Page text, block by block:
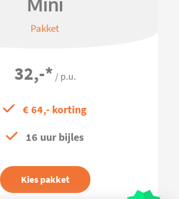
Mini
Pakket
32,-* / p.u.
€ 64,- korting
16 uur bijles
Kies pakket